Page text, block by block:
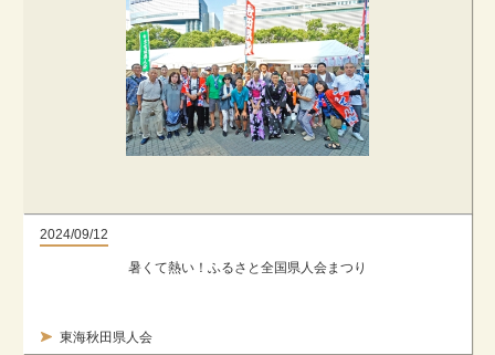
2024/09/12
東海秋田県人会
暑くて熱い！ふるさと全国県人会まつり